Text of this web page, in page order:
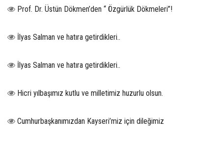
Prof. Dr. Üstün Dökmen’den “ Özgürlük Dökmeleri”!
İlyas Salman ve hatıra getirdikleri..
İlyas Salman ve hatıra getirdikleri..
Hicri yılbaşımız kutlu ve milletimiz huzurlu olsun.
Cumhurbaşkanımızdan Kayseri’miz için dileğimiz